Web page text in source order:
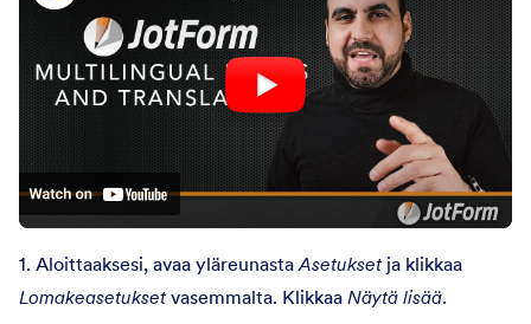
1. Aloittaaksesi, avaa yläreunastaAsetukset ja klikkaa
Lomakeasetukset vasemmalta. Klikkaa Näytä lisää.